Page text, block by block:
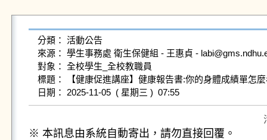
分類： 活動公告
來源： 學生事務處 衛生保健組 - 王惠貞 -
對象： 全校學生_全校教職員
標題： 【健康促進講座】健康報告書:你的身體成績單怎
日期： 2025-11-05  ( 星期三 )  07:55
※ 本訊息由系統自動寄出，請勿直接回覆。